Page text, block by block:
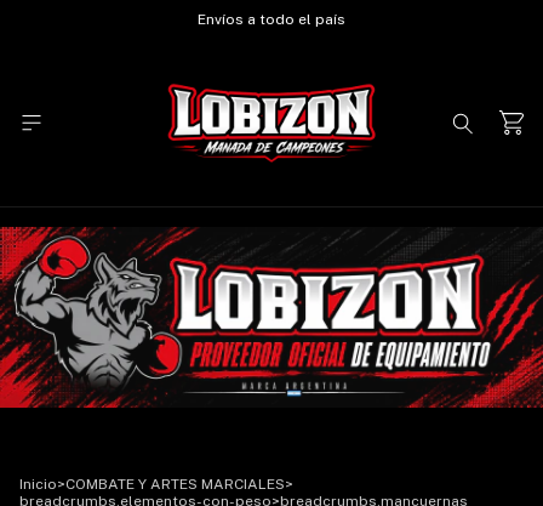
Envíos a todo el país
Inicio>COMBATE Y ARTES MARCIALES>
breadcrumbs.elementos-con-peso>breadcrumbs.mancuernas